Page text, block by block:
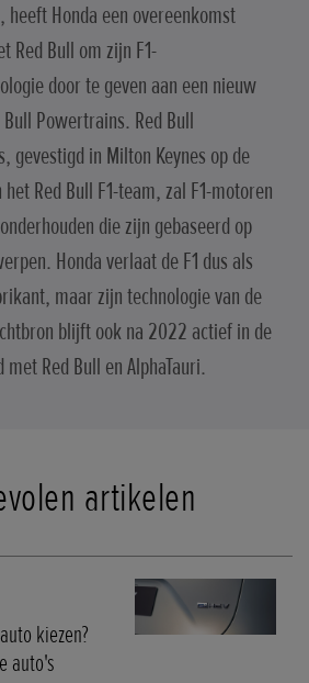
Honda een overeenkomst
Red Bull om zijn F1-
door te geven aan een nieuw
Powertrains. Red Bull
gevestigd in Milton Keynes op de
het Red Bull F1-team, zal F1-motoren
die zijn gebaseerd op
Honda verlaat de F1 dus als
maar zijn technologie van de
blijft ook na 2022 actief in de
Red Bull en AlphaTauri.
artikelen
kiezen?
auto's